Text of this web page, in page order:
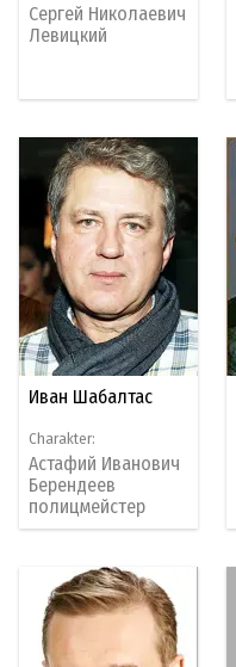
Сергей Николаевич
Левицкий
Иван Шабалтас
Charakter:
Астафий Иванович
Берендеев
полицмейстер